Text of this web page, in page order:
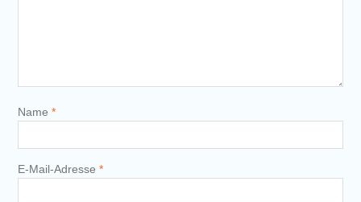
Name *
E-Mail-Adresse *